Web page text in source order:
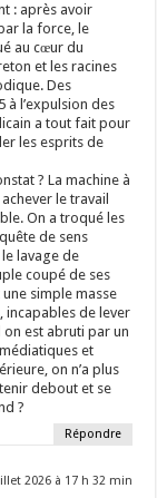
: après avoir
la force, le
au cœur du
et les racines
Des
à l’expulsion des
a tout fait pour
les esprits de
? La machine à
le travail
On a troqué les
de sens
lavage de
coupé de ses
simple masse
incapables de lever
on est abruti par un
et
on n’a plus
debout et se
?
Répondre
2026 à 17 h 32 min